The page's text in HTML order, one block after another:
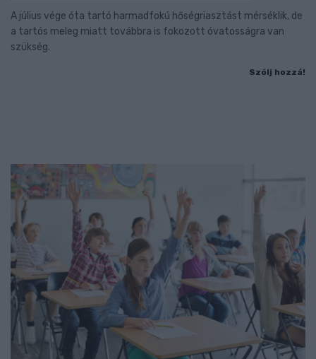
A július vége óta tartó harmadfokú hőségriasztást mérséklik, de
a tartós meleg miatt továbbra is fokozott óvatosságra van
szükség.
Szólj hozzá!